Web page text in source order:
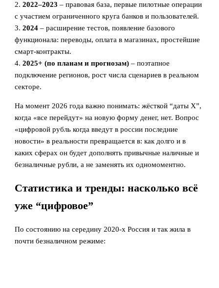
2.2022–2023 – правовая база, первые пилотные операции
с участием ограниченного круга банков и пользователей.
3.2024 – расширение тестов, появление базового
функционала: переводы, оплата в магазинах, простейшие
смарт‑контракты.
4.2025+ (по планам и прогнозам) – поэтапное
подключение регионов, рост числа сценариев в реальном
секторе.
На момент 2026 года важно понимать: жёсткой “даты X”,
когда «все перейдут» на новую форму денег, нет. Вопрос
«цифровой рубль когда введут в россии последние
новости» в реальности превращается в: как долго и в
каких сферах он будет дополнять привычные наличные и
безналичные рубли, а не заменять их одномоментно.
Статистика и тренды: насколько всё
уже “цифровое”
По состоянию на середину 2020‑х Россия и так жила в
почти безналичном режиме: